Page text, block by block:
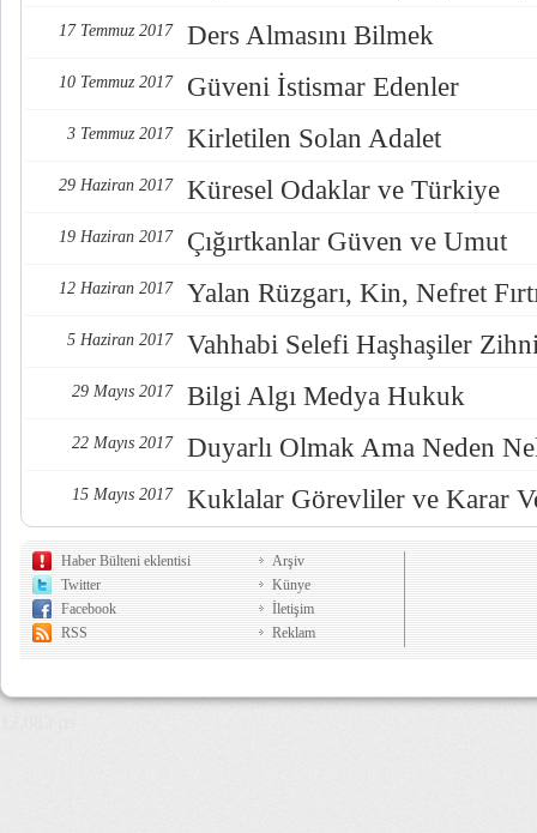
17 Temmuz 2017 Ders Almasını Bilmek
10 Temmuz 2017 Güveni İstismar Edenler
3 Temmuz 2017 Kirletilen Solan Adalet
29 Haziran 2017 Küresel Odaklar ve Türkiye
19 Haziran 2017 Çığırtkanlar Güven ve Umut
12 Haziran 2017 Yalan Rüzgarı, Kin, Nefret
5 Haziran 2017 Vahhabi Selefi Haşhaşiler
29 Mayıs 2017 Bilgi Algı Medya Hukuk
22 Mayıs 2017 Duyarlı Olmak Ama Neden
15 Mayıs 2017 Kuklalar Görevliler ve Karar
Haber Bülteni eklentisi
Twitter
Facebook
RSS
Arşiv
Künye
İletişim
Reklam